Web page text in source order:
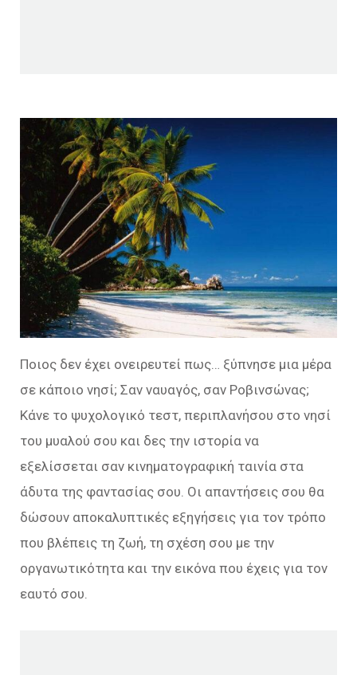
Ποιος δεν έχει ονειρευτεί πως… ξύπνησε μια μέρα
σε κάποιο νησί; Σαν ναυαγός, σαν Ροβινσώνας;
Κάνε το ψυχολογικό τεστ, περιπλανήσου στο νησί
του μυαλού σου και δες την ιστορία να
εξελίσσεται σαν κινηματογραφική ταινία στα
άδυτα της φαντασίας σου. Οι απαντήσεις σου θα
δώσουν αποκαλυπτικές εξηγήσεις για τον τρόπο
που βλέπεις τη ζωή, τη σχέση σου με την
οργανωτικότητα και την εικόνα που έχεις για τον
εαυτό σου.